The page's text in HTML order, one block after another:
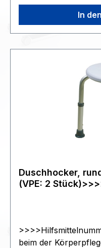
In
Duschhocker,
(VPE: 2
beim der